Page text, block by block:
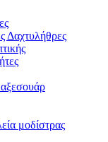
Δαχτυλήθρες
μοδίστρας